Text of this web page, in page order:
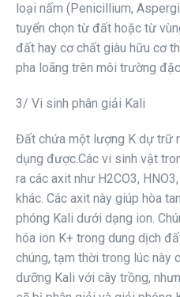
loại nấm (Penicillium,
tuyển chọn từ đất hoặc từ
đất hay cơ chất giàu hữu cơ
pha loãng trên môi trường
3/ Vi sinh phân giải Kali
Đất chứa một lượng K dự trữ
dụng được.Các vi sinh vật
ra các axit như H2CO3,
khác. Các axit này giúp hòa
phóng Kali dưới dạng ion.
hóa ion K+ trong dung dịch
chúng, tạm thời trong lúc này
dưỡng Kali với cây trồng,